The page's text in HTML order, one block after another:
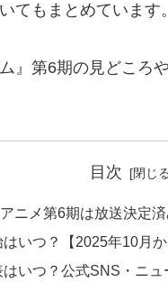
てもまとめています。
』第6期の見どころ
目次
ニメ第6期は放送決定済
いつ？【2025年10月
いつ？公式SNS・ニ